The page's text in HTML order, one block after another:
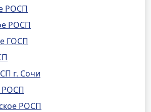
РОСП
РОСП
ГОСП
г. Сочи
РОСП
РОСП